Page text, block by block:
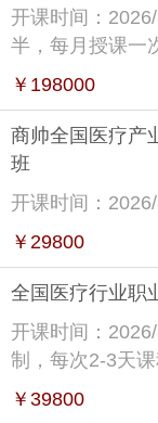
开课时间：
半，每月授课一
￥198000
商帅全国医疗产
班
开课时间：
￥29800
全国医疗行业职
开课时间：
制，每次2-3天
￥39800